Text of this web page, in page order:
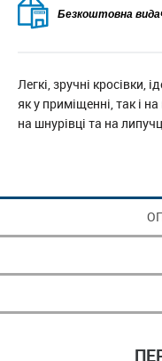
Безкоштовна
Легкі, зручні кросівки,
як у приміщенні, так і
на шнурівці та на